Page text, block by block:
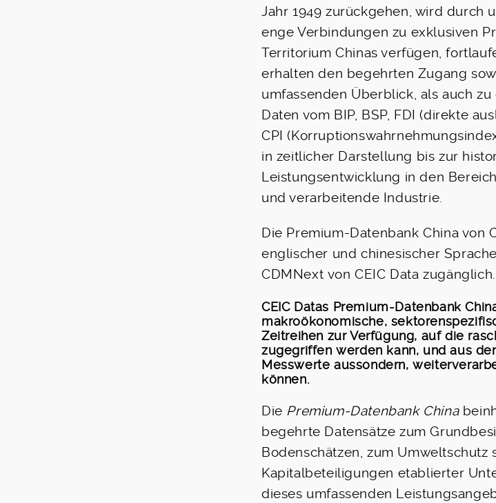
Jahr 1949 zurückgehen, wird durch
enge Verbindungen zu exklusiven
Territorium Chinas verfügen,
erhalten den begehrten Zugang
umfassenden Überblick, als auch
Daten vom BIP, BSP, FDI (direkte
CPI
in zeitlicher Darstellung bis zur
Leistungsentwicklung in den
und verarbeitende Industrie.
Die Premium-Datenbank China von
englischer und chinesischer
CDMNext von CEIC Data zugänglich.
CEIC Datas Premium-Datenbank
makroökonomische,
Zeitreihen zur Verfügung, auf die
zugegriffen werden kann, und aus
Messwerte aussondern,
können.
Die Premium-Datenbank China
begehrte Datensätze zum
Bodenschätzen, zum Umweltschutz
Kapitalbeteiligungen etablierter
dieses umfassenden